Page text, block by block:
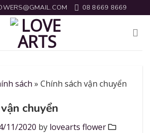
08 8669 8669
sách » Chính sách vận chuyển
chuyển
11/2020 by lovearts flower